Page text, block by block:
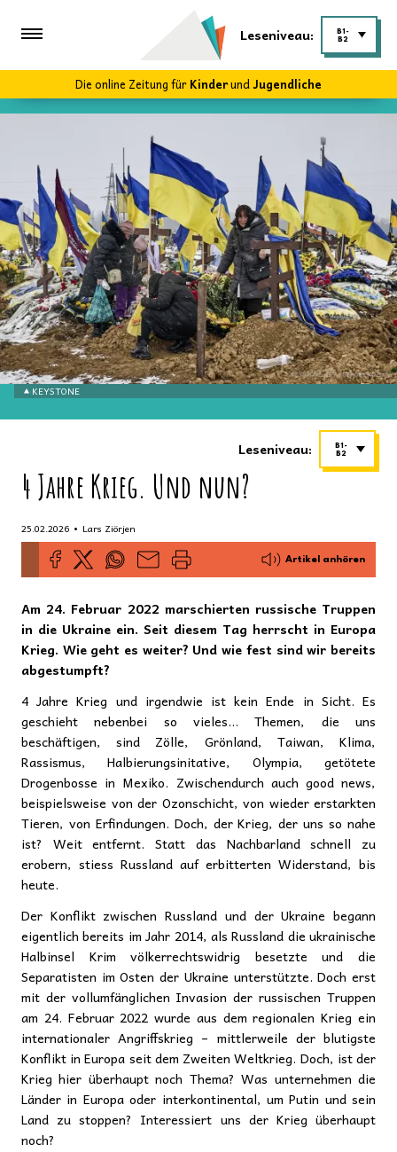
Leseniveau:
B1-
B2
Die online Zeitung fürKinderundJugendliche
KEYSTONE
Leseniveau:
B1-
B2
4 Jahre Krieg. Und nun?
25.02.2026 • Lars Ziörjen
Artikel anhören
Am 24. Februar 2022 marschierten russische Truppen
in die Ukraine ein. Seit diesem Tag herrscht in Europa
Krieg. Wie geht es weiter? Und wie fest sind wir bereits
abgestumpft?
4 Jahre Krieg und irgendwie ist kein Ende in Sicht. Es
geschieht nebenbei so vieles… Themen, die uns
beschäftigen, sind Zölle, Grönland, Taiwan, Klima,
Rassismus, Halbierungsinitative, Olympia, getötete
Drogenbosse in Mexiko. Zwischendurch auch good news,
beispielsweise von der Ozonschicht, von wieder erstarkten
Tieren, von Erfindungen. Doch, der Krieg, der uns so nahe
ist? Weit entfernt. Statt das Nachbarland schnell zu
erobern, stiess Russland auf erbitterten Widerstand, bis
heute.
Der Konflikt zwischen Russland und der Ukraine begann
eigentlich bereits im Jahr 2014, als Russland die ukrainische
Halbinsel Krim völkerrechtswidrig besetzte und die
Separatisten im Osten der Ukraine unterstützte. Doch erst
mit der vollumfänglichen Invasion der russischen Truppen
am 24. Februar 2022 wurde aus dem regionalen Krieg ein
internationaler Angriffskrieg – mittlerweile der blutigste
Konflikt in Europa seit dem Zweiten Weltkrieg. Doch, ist der
Krieg hier überhaupt noch Thema? Was unternehmen die
Länder in Europa oder interkontinental, um Putin und sein
Land zu stoppen? Interessiert uns der Krieg überhaupt
noch?